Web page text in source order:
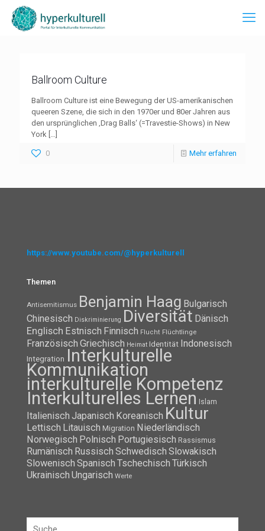
Ballroom Culture
Ballroom Culture ist eine Bewegung der US-amerikanischen
queeren Szene, die sich in den 1970er und 80er Jahren aus
den ursprünglichen ‚Drag Balls‘ (=Travestie-Shows) in New
York […]
0 Mehr erfahren
https://www.youtube.com/@hyperkulturell
Themen
Antisemitismus Benjamin Haag Bulgarisch
Chinesisch Diskriminierung Diversität Dänisch
Englisch Estnisch Finnisch Flucht Flüchtlinge
Französisch Griechisch Heimat Identität Indonesisch
Integration Interkulturelle
Kommunikation
interkulturelle Kompetenz
Interkulturelles Lernen Islam
Italienisch Japanisch Koreanisch Kultur
Lettisch Litauisch Migration Niederländisch
Norwegisch Polnisch Portugiesisch Rassismus
Rumänisch Russisch Schwedisch Slowakisch
Slowenisch Spanisch Tschechisch Türkisch
Ukrainisch Ungarisch Werte